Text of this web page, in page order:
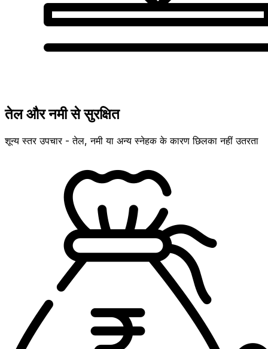
तेल और नमी से सुरक्षित
शून्य स्तर उपचार - तेल, नमी या अन्य स्नेहक के कारण छिलका नहीं उतरता